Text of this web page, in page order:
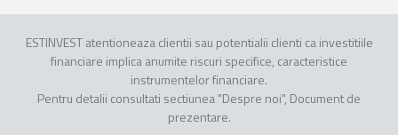
ESTINVEST atentioneaza clientii sau potentialii clienti ca investitiile
financiare implica anumite riscuri specifice, caracteristice
instrumentelor financiare.
Pentru detalii consultati sectiunea "Despre noi", Document de
prezentare.